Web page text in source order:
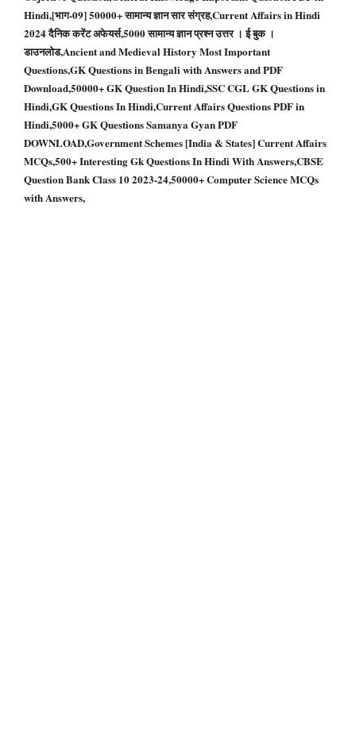
Hindi,[भाग-09] 50000+ सामान्य ज्ञान सार संग्रह,Current Affairs in Hindi
2024 दैनिक करेंट अफेयर्स,5000 सामान्य ज्ञान प्रश्न उत्तर । ई बुक ।
डाउनलोड,Ancient and Medieval History Most Important
Questions,GK Questions in Bengali with Answers and PDF
Download,50000+ GK Question In Hindi,SSC CGL GK Questions in
Hindi,GK Questions In Hindi,Current Affairs Questions PDF in
Hindi,5000+ GK Questions Samanya Gyan PDF
DOWNLOAD,Government Schemes [India & States] Current Affairs
MCQs,500+ Interesting Gk Questions In Hindi With Answers,CBSE
Question Bank Class 10 2023-24,50000+ Computer Science MCQs
with Answers,